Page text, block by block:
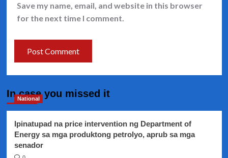
Save my name, email, and website in this browser
for the next time I comment.
In case you missed it
National
Ipinatupad na price intervention ng Department of
Energy sa mga produktong petrolyo, aprub sa mga
senador